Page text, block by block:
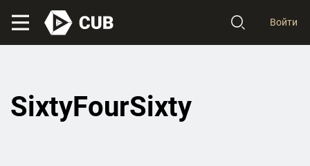
Войти
SixtyFourSixty